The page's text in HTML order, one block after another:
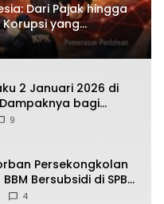
Dari Pajak hingga
Korupsi yang
2 Januari 2026 di
bagi
Ini Aturan Kunci
9
Persekongkolan
Bersubsidi di SPBU
4